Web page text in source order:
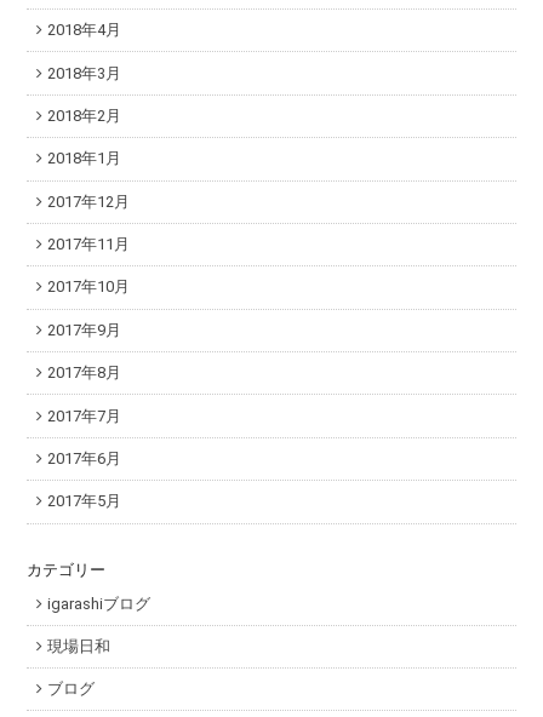
2018年4月
2018年3月
2018年2月
2018年1月
2017年12月
2017年11月
2017年10月
2017年9月
2017年8月
2017年7月
2017年6月
2017年5月
カテゴリー
igarashiブログ
現場日和
ブログ